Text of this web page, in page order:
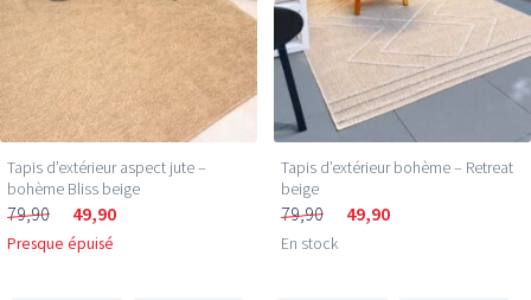
Tapis d’extérieur aspect jute –
bohème Bliss beige
79,90 49,90
Presque épuisé
Tapis d’extérieur bohème – Retreat
beige
79,90 49,90
En stock